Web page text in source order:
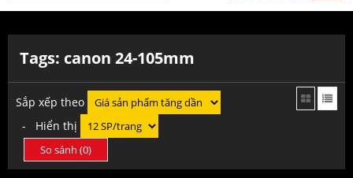
Tags: canon 24-105mm
Sắp xếp theo
- Hiển thị
So sánh (0)